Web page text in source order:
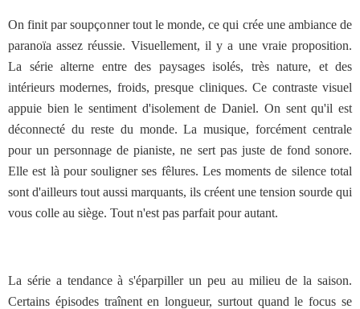
On finit par soupçonner tout le monde, ce qui crée une ambiance de
paranoïa assez réussie. Visuellement, il y a une vraie proposition.
La série alterne entre des paysages isolés, très nature, et des
intérieurs modernes, froids, presque cliniques. Ce contraste visuel
appuie bien le sentiment d'isolement de Daniel. On sent qu'il est
déconnecté du reste du monde. La musique, forcément centrale
pour un personnage de pianiste, ne sert pas juste de fond sonore.
Elle est là pour souligner ses fêlures. Les moments de silence total
sont d'ailleurs tout aussi marquants, ils créent une tension sourde qui
vous colle au siège. Tout n'est pas parfait pour autant.
La série a tendance à s'éparpiller un peu au milieu de la saison.
Certains épisodes traînent en longueur, surtout quand le focus se